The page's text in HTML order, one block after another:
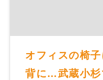
オフィスの椅
背に…武蔵小杉